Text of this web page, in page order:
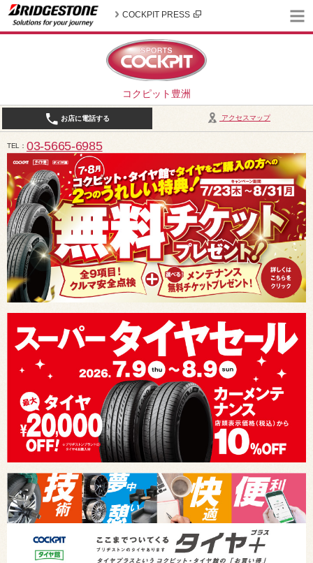
コクピット豊洲
COCKPIT PRESS
アクセスマップ
お店に電話する
TEL 03-5665-6985
10:30～19:00（作業受付18:00まで） / 定休日：2026年8月は、5日(水)、12日(水)、19日(水)、24